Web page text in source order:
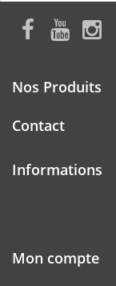
Nos Produits
Contact
Informations
Mon compte